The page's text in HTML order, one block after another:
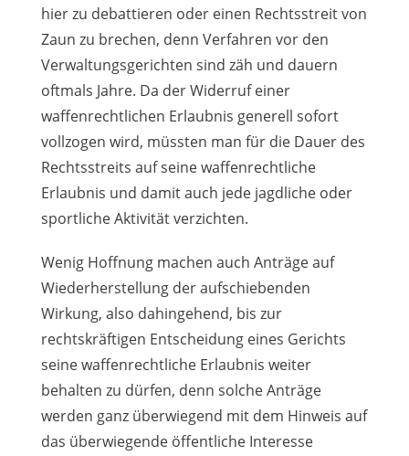
hier zu debattieren oder einen Rechtsstreit von
Zaun zu brechen, denn Verfahren vor den
Verwaltungsgerichten sind zäh und dauern
oftmals Jahre. Da der Widerruf einer
waffenrechtlichen Erlaubnis generell sofort
vollzogen wird, müssten man für die Dauer des
Rechtsstreits auf seine waffenrechtliche
Erlaubnis und damit auch jede jagdliche oder
sportliche Aktivität verzichten.
Wenig Hoffnung machen auch Anträge auf
Wiederherstellung der aufschiebenden
Wirkung, also dahingehend, bis zur
rechtskräftigen Entscheidung eines Gerichts
seine waffenrechtliche Erlaubnis weiter
behalten zu dürfen, denn solche Anträge
werden ganz überwiegend mit dem Hinweis auf
das überwiegende öffentliche Interesse